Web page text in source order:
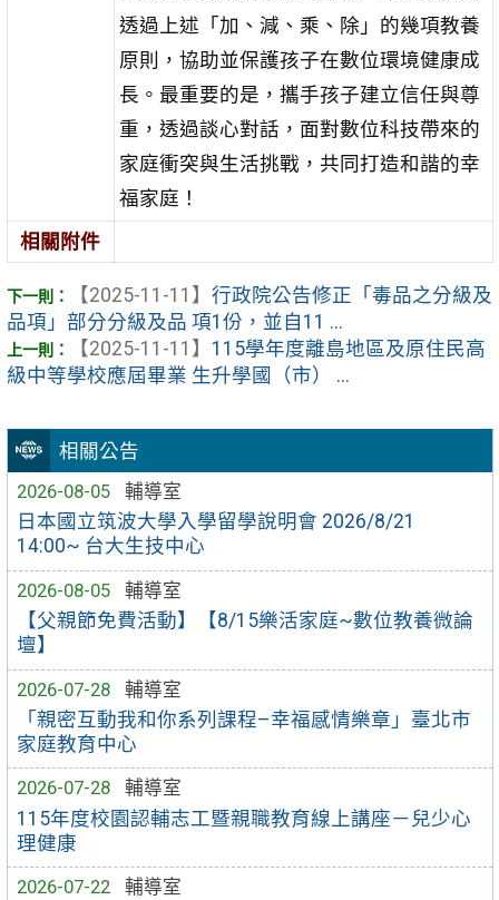
相關公告
2026-08-05
輔導室
日本國立筑波大學入學留學說明會 2026/8/21
14:00~ 台大生技中心
2026-08-05
輔導室
【父親節免費活動】【8/15樂活家庭~數位教養微論
壇】
2026-07-28
輔導室
「親密互動我和你系列課程–幸福感情樂章」臺北市
家庭教育中心
2026-07-28
輔導室
115年度校園認輔志工暨親職教育線上講座－兒少心
理健康
2026-07-22
輔導室
透過上述「加、減、乘、除」的幾項教養
原則，協助並保護孩子在數位環境健康成
長。最重要的是，攜手孩子建立信任與尊
重，透過談心對話，面對數位科技帶來的
家庭衝突與生活挑戰，共同打造和諧的幸
福家庭！
相關附件
【2025-11-11】 行政院公告修正「毒品之分級及
品項」部分分級及品 項1份，並自11 ...
【2025-11-11】 115學年度離島地區及原住民高
級中等學校應屆畢業 生升學國（市） ...